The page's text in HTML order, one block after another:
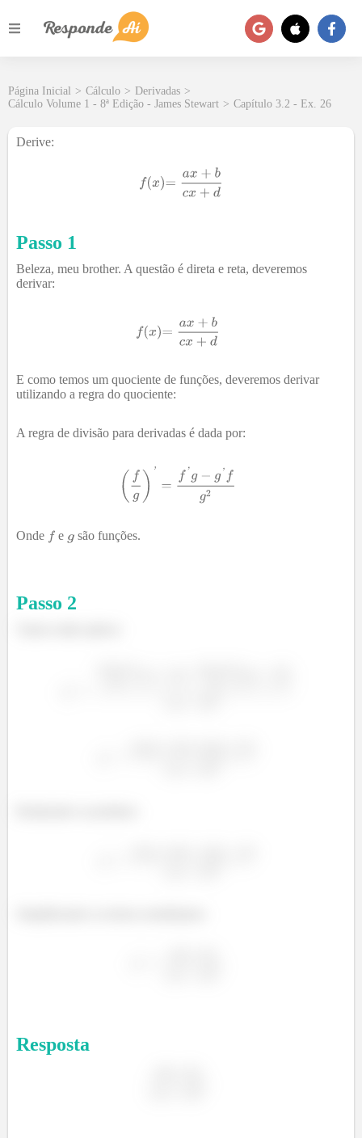
Página Inicial > Cálculo > Derivadas >
Cálculo Volume 1 - 8ª Edição - James Stewart > Capítulo 3.2 - Ex. 26
Derive:
Passo 1
Beleza, meu brother. A questão é direta e reta, deveremos
derivar:
E como temos um quociente de funções, deveremos derivar
utilizando a regra do quociente:
A regra de divisão para derivadas é dada por:
Onde e são funções.
Passo 2
Resposta